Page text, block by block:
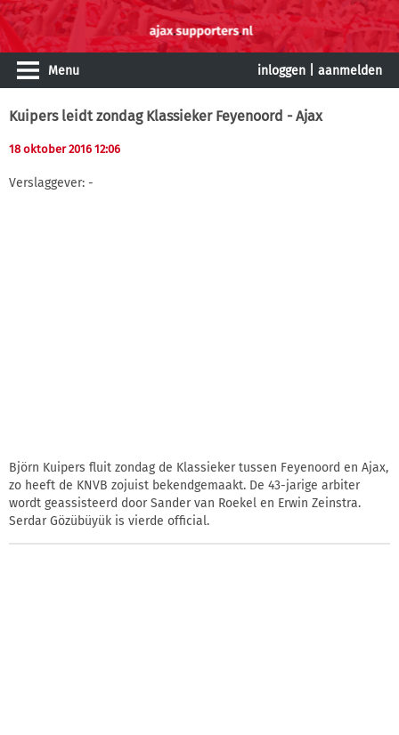
Menu inloggen aanmelden
Kuipers leidt zondag Klassieker Feyenoord - Ajax
18 oktober 2016 12:06
Verslaggever: -
Björn Kuipers fluit zondag de Klassieker tussen Feyenoord en Ajax,
zo heeft de KNVB zojuist bekendgemaakt. De 43-jarige arbiter
wordt geassisteerd door Sander van Roekel en Erwin Zeinstra.
Serdar Gözübüyük is vierde official.